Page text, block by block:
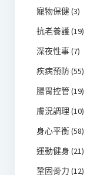
寵物保健(3)
抗老養護(19)
深夜性事(7)
疾病預防(55)
腸胃控管(19)
膚況調理 (10)
身心平衡(58)
運動健身 (21)
鞏固骨力 (12)